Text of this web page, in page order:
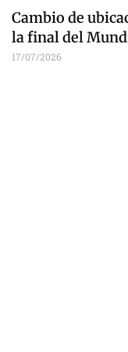
Cambio de
la final del
17/07/2026